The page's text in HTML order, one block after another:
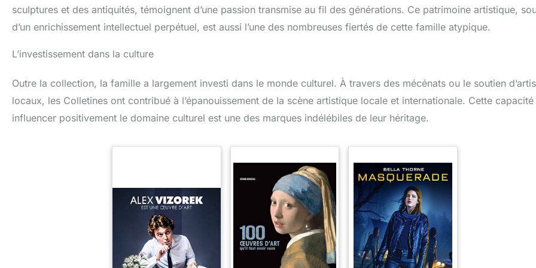
sculptures et des antiquités, témoignent d’une passion transmise au fil des générations. Ce patrimoine artistique,
d’un enrichissement intellectuel perpétuel, est aussi l’une des nombreuses fiertés de cette famille atypique.
L’investissement dans la culture
Outre la collection, la famille a largement investi dans le monde culturel. À travers des mécénats ou le soutien
locaux, les Colletines ont contribué à l’épanouissement de la scène artistique locale et internationale. Cette capacité
influencer positivement le domaine culturel est une des marques indélébiles de leur héritage.